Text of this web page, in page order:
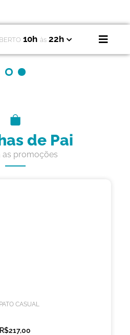
10h às 22h
de Pai
as promoções
CASUAL
R$217,00